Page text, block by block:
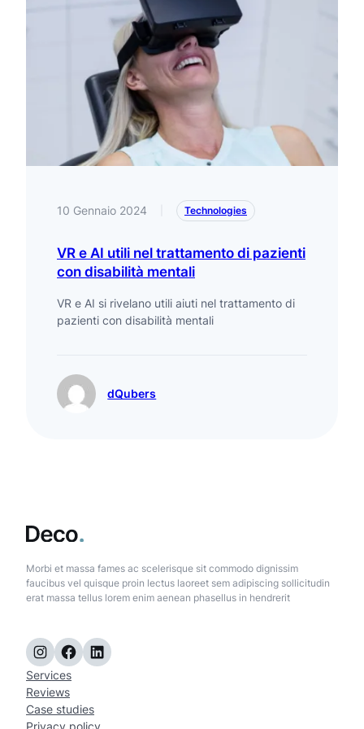
10 Gennaio 2024 Technologies
VR e AI utili nel trattamento di pazienti
con disabilità mentali
VR e AI si rivelano utili aiuti nel trattamento di
pazienti con disabilità mentali
dQubers
Morbi et massa fames ac scelerisque sit commodo dignissim
faucibus vel quisque proin lectus laoreet sem adipiscing sollicitudin
erat massa tellus lorem enim aenean phasellus in hendrerit
Instagram Facebook LinkedIn
Services
Reviews
Case studies